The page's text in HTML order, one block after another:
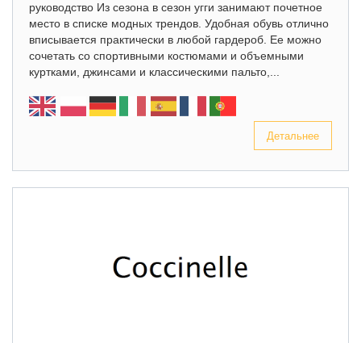
руководство Из сезона в сезон угги занимают почетное
место в списке модных трендов. Удобная обувь отлично
вписывается практически в любой гардероб. Ее можно
сочетать со спортивными костюмами и объемными
куртками, джинсами и классическими пальто,...
Детальнее